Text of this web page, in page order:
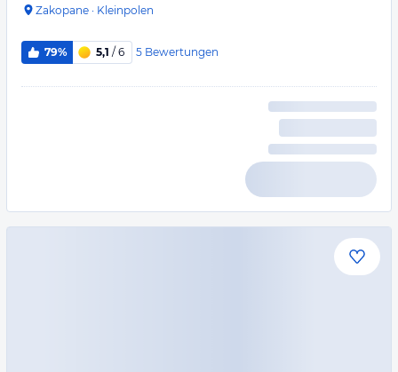
Zakopane · Kleinpolen
79% 5,1 / 6 5 Bewertungen